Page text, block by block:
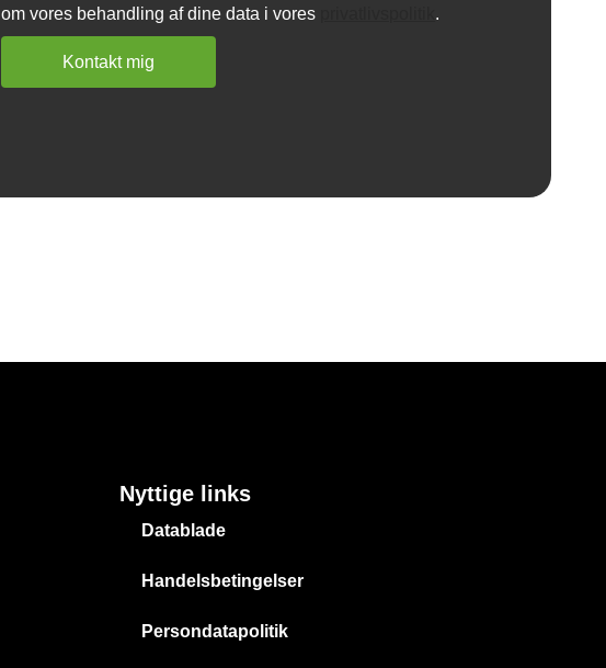
om vores behandling af dine data i vores
.
Kontakt mig
Nyttige links
Datablade
Handelsbetingelser
Persondatapolitik